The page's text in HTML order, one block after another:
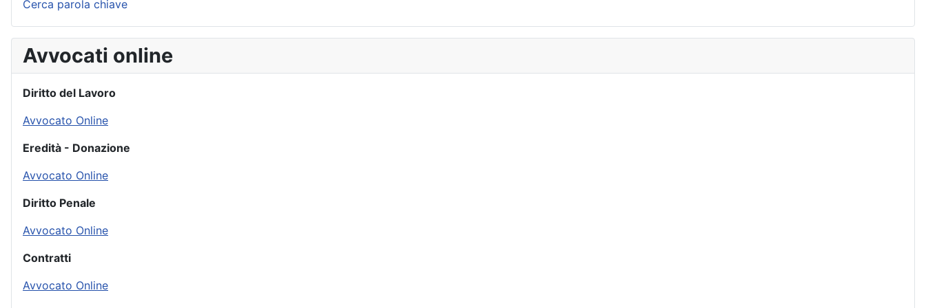
Cerca parola chiave
Avvocati online
Diritto del Lavoro
Avvocato Online
Eredità - Donazione
Avvocato Online
Diritto Penale
Avvocato Online
Contratti
Avvocato Online